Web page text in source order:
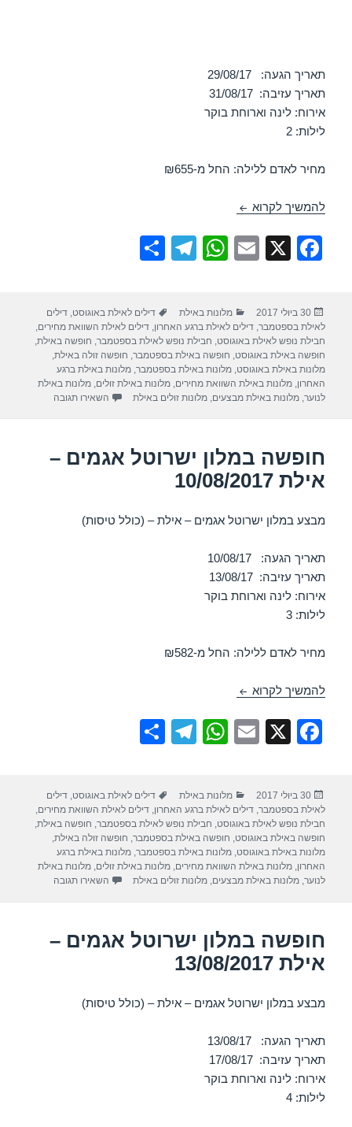
תאריך הגעה: 29/08/17
תאריך עזיבה: 31/08/17
אירוח: לינה וארוחת בוקר
לילות: 2
מחיר לאדם ללילה: החל מ-₪655
להמשיך לקרוא חופשה במלון ישרוטל המלך שלמה – אילת 29/08/2017
F
e
b
o
o
X
E
W
s
A
p
p
T
gr
a
m
e
פורסם
בתאריך
30 ביולי 2017 קטגוריות
מלונות באילת תגיות
דילים לאילת באוגוסט,דילים
לאילת בספטמבר,דילים לאילת ברגע האחרון,דילים לאילת השוואת מחירים,
חבילת נופש לאילת באוגוסט, חבילת נופש לאילת בספטמבר, חופשה באילת,
חופשה באילת באוגוסט, חופשה באילת בספטמבר, חופשה זולה באילת,
מלונות באילת באוגוסט,מלונות באילת בספטמבר,מלונות באילת ברגע
האחרון,מלונות באילת השוואת מחירים,מלונות באילת זולים,מלונות באילת
לנוער,מלונות באילת מבצעים,מלונות זולים באילת השאירו תגובה
חופשה במלון ישרוטל אגמים –
אילת 10/08/2017
מבצע במלון ישרוטל אגמים – אילת – (כולל טיסות)
תאריך הגעה: 10/08/17
תאריך עזיבה: 13/08/17
אירוח: לינה וארוחת בוקר
לילות: 3
מחיר לאדם ללילה: החל מ-₪582
להמשיך לקרוא חופשה במלון ישרוטל אגמים – אילת 10/08/2017
F
e
b
o
o
X
E
W
s
A
p
p
T
gr
a
m
e
פורסם
בתאריך
30 ביולי 2017 קטגוריות
מלונות באילת תגיות
דילים לאילת באוגוסט,דילים
לאילת בספטמבר,דילים לאילת ברגע האחרון,דילים לאילת השוואת מחירים,
חבילת נופש לאילת באוגוסט, חבילת נופש לאילת בספטמבר, חופשה באילת,
חופשה באילת באוגוסט, חופשה באילת בספטמבר, חופשה זולה באילת,
מלונות באילת באוגוסט,מלונות באילת בספטמבר,מלונות באילת ברגע
האחרון,מלונות באילת השוואת מחירים,מלונות באילת זולים,מלונות באילת
לנוער,מלונות באילת מבצעים,מלונות זולים באילת השאירו תגובה
חופשה במלון ישרוטל אגמים –
אילת 13/08/2017
מבצע במלון ישרוטל אגמים – אילת – (כולל טיסות)
תאריך הגעה: 13/08/17
תאריך עזיבה: 17/08/17
אירוח: לינה וארוחת בוקר
לילות: 4